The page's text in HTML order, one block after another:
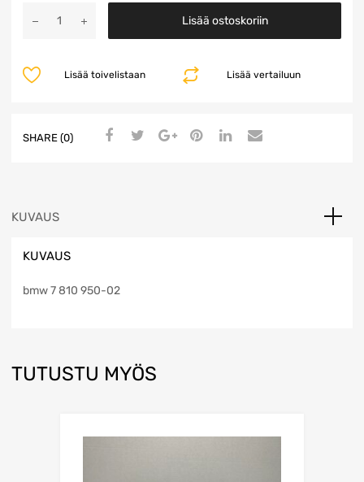
ohjausyksikkö
Lisää ostoskoriin
Lisää vertailuun
Lisää toivelistaan
SHARE (0)
KUVAUS
KUVAUS
bmw 7 810 950-02
TUTUSTU MYÖS